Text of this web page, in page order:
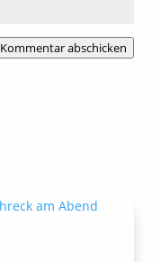
Kommentar abschicken